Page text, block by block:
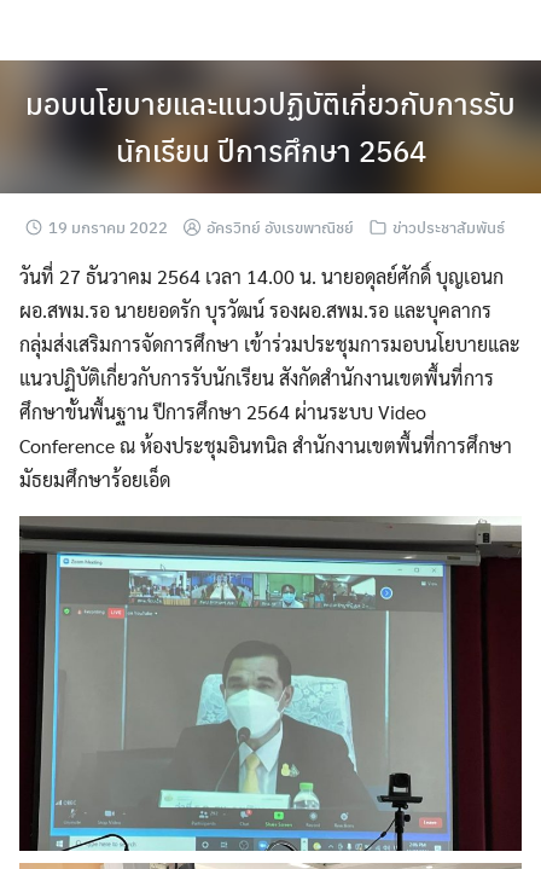
มอบนโยบายและแนวปฏิบัติเกี่ยวกับการรับ
นักเรียน ปีการศึกษา 2564
19 มกราคม 2022 อัครวิทย์ อังเรขพาณิชย์ ข่าวประชาสัมพันธ์
วันที่ 27 ธันวาคม 2564 เวลา 14.00 น. นายอดุลย์ศักดิ์ บุญเอนก
ผอ.สพม.รอ นายยอดรัก บุรวัฒน์ รองผอ.สพม.รอ และบุคลากร
กลุ่มส่งเสริมการจัดการศึกษา เข้าร่วมประชุมการมอบนโยบายและ
แนวปฏิบัติเกี่ยวกับการรับนักเรียน สังกัดสำนักงานเขตพื้นที่การ
ศึกษาขั้นพื้นฐาน ปีการศึกษา 2564 ผ่านระบบ Video
Conference ณ ห้องประชุมอินทนิล สำนักงานเขตพื้นที่การศึกษา
มัธยมศึกษาร้อยเอ็ด